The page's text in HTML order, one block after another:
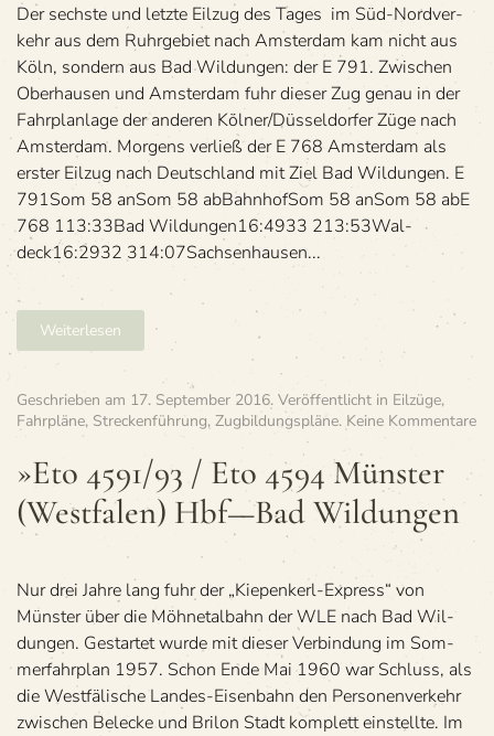
Amsterdam
CS
Der sechste und letzte Eil­zug des Tages im Süd-Nord­ver­
kehr aus dem Ruhr­ge­biet nach Ams­ter­dam kam nicht aus
Köln, son­dern aus Bad Wil­dun­gen: der E 791. Zwi­schen
Ober­hau­sen und Ams­ter­dam fuhr die­ser Zug genau in der
Fahr­pl­an­lage der ande­ren Kölner/Düsseldorfer Züge nach
Ams­ter­dam. Mor­gens ver­ließ der E 768 Ams­ter­dam als
ers­ter Eil­zug nach Deutsch­land mit Ziel Bad Wildungen. E
791Som 58 anSom 58 abBahn­hofSom 58 anSom 58 abE
768 113:33Bad Wil­dun­gen16:4933 213:53Wal­
deck16:2932 314:07Sach­sen­hau­sen...
Weiterlesen
Geschrieben am 17. September 2016. Veröffentlicht in Eilzüge,
Fahrpläne, Streckenführung, Zugbildungspläne. Keine Kommentarezu
»Eto 4591/93 / Eto 4594 Müns­ter
(West­fa­len) Hbf—Bad Wildungen
Nur drei Jahre lang fuhr der „Kie­pen­kerl-Express“ von
Müns­ter über die Möh­n­etal­bahn der WLE nach Bad Wil­
dun­gen. Gestar­tet wurde mit die­ser Ver­bin­dung im Som­
mer­fahr­plan 1957. Schon Ende Mai 1960 war Schluss, als
die West­fä­li­sche Lan­des-Eisen­bahn den Per­so­nen­ver­kehr
zwi­schen Bele­cke und Bri­lon Stadt kom­plett ein­stellte. Im